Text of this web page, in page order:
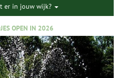
er in jouw wijk?
OPEN IN 2026